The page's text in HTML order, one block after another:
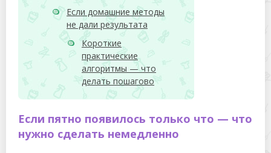
Если домашние методы
не дали результата
Короткие
практические
алгоритмы — что
делать пошагово
Если пятно появилось только что — что
нужно сделать немедленно